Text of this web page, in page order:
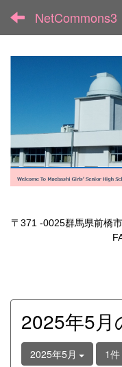
NetCommons3
〒371 -0025群馬県前橋
2025年5月
2025年5月 1件